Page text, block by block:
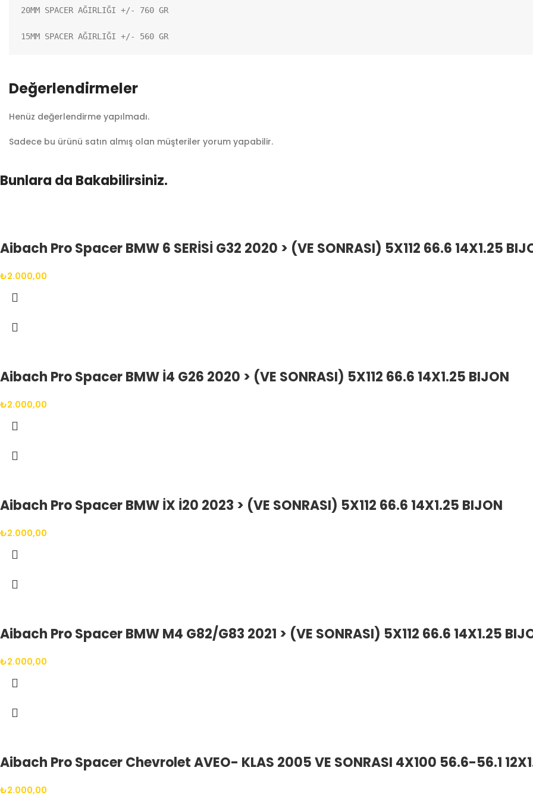
20MM SPACER AĞIRLIĞI +/- 760 GR
15MM SPACER AĞIRLIĞI +/- 560 GR
Değerlendirmeler
Henüz değerlendirme yapılmadı.
Sadece bu ürünü satın almış olan müşteriler yorum yapabilir.
Bunlara da Bakabilirsiniz.
Aibach Pro Spacer BMW 6 SERİSİ G32 2020 > (VE SONRASI) 5X112 66.6 14X1.25
₺2.000,00
Aibach Pro Spacer BMW İ4 G26 2020 > (VE SONRASI) 5X112 66.6 14X1.25 BIJON
₺2.000,00
Aibach Pro Spacer BMW İX İ20 2023 > (VE SONRASI) 5X112 66.6 14X1.25 BIJON
₺2.000,00
Aibach Pro Spacer BMW M4 G82/G83 2021 > (VE SONRASI) 5X112 66.6 14X1.25
₺2.000,00
Aibach Pro Spacer Chevrolet AVEO- KLAS 2005 VE SONRASI 4X100 56.6-56.1
₺2.000,00